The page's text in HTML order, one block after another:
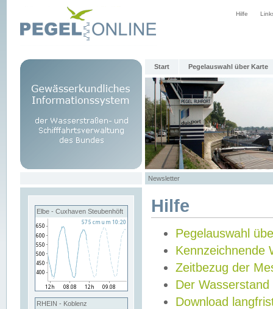
Hilfe
Start Pegelauswahl über Karte
Newsletter
Elbe - Cuxhaven Steubenhöft
RHEIN - Koblenz
Hilfe
Pegelauswahl
Kennzeichnende
Zeitbezug der
Der Wasserstand
Download